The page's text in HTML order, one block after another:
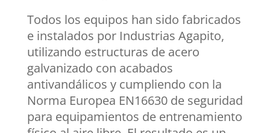
Todos los equipos han sido fabricados
e instalados por Industrias Agapito,
utilizando estructuras de acero
galvanizado con acabados
antivandálicos y cumpliendo con la
Norma Europea EN16630 de seguridad
para equipamientos de entrenamiento